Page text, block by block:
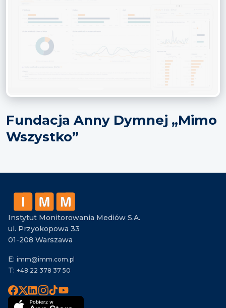
Fundacja Anny Dymnej „Mimo
Wszystko”
Instytut Monitorowania Mediów S.A.
ul. Przyokopowa 33
01-208 Warszawa
E: imm@imm.com.pl
T: +48 22 378 37 50